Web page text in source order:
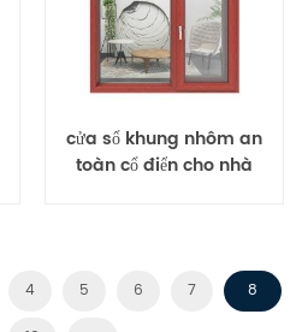
cửa sổ khung nhôm an
toàn cổ điển cho nhà
4 5 6 7 8